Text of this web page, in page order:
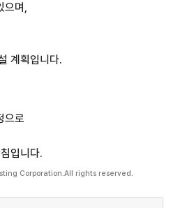
으며,
계획입니다.
으로
입니다.
Corporation.All rights reserved.